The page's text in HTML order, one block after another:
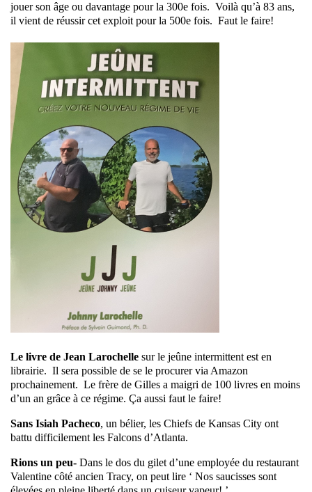
jouer son âge ou davantage pour la 300e fois. Voilà qu’à 83 ans,
il vient de réussir cet exploit pour la 500e fois. Faut le faire!
Le livre de Jean Larochelle sur le jeûne intermittent est en
librairie. Il sera possible de se le procurer via Amazon
prochainement. Le frère de Gilles a maigri de 100 livres en moins
d’un an grâce à ce régime. Ça aussi faut le faire!
Sans Isiah Pacheco, un bélier, les Chiefs de Kansas City ont
battu difficilement les Falcons d’Atlanta.
Rions un peu- Dans le dos du gilet d’une employée du restaurant
Valentine côté ancien Tracy, on peut lire ‘ Nos saucisses sont